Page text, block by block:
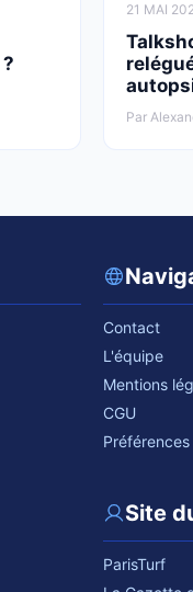
21 MAI
Par
Contact
L'équipe
Mentions
CGU
Site
ParisTurf